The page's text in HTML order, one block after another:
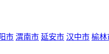
市 渭南市 延安市 汉中市 榆林